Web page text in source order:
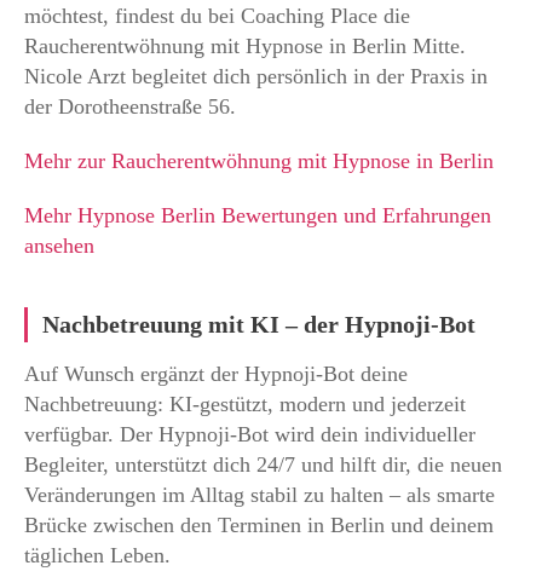
möchtest, findest du bei Coaching Place die
Raucherentwöhnung mit Hypnose in Berlin Mitte.
Nicole Arzt begleitet dich persönlich in der Praxis in
der Dorotheenstraße 56.
Mehr zur Raucherentwöhnung mit Hypnose in Berlin
Mehr Hypnose Berlin Bewertungen und Erfahrungen
ansehen
Nachbetreuung mit KI – der Hypnoji-Bot
Auf Wunsch ergänzt der Hypnoji-Bot deine
Nachbetreuung: KI-gestützt, modern und jederzeit
verfügbar. Der Hypnoji-Bot wird dein individueller
Begleiter, unterstützt dich 24/7 und hilft dir, die neuen
Veränderungen im Alltag stabil zu halten – als smarte
Brücke zwischen den Terminen in Berlin und deinem
täglichen Leben.